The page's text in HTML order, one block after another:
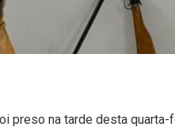
preso na tarde desta